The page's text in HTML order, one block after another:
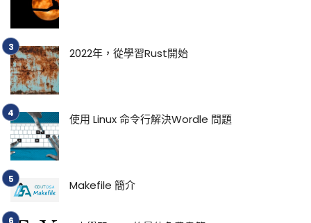
2022年，從學習Rust開始
使用 Linux 命令行解決Wordle 問題
Makefile 簡介